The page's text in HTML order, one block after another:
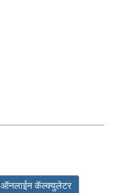
ऑनलाईन कॅल्क्युलेटर